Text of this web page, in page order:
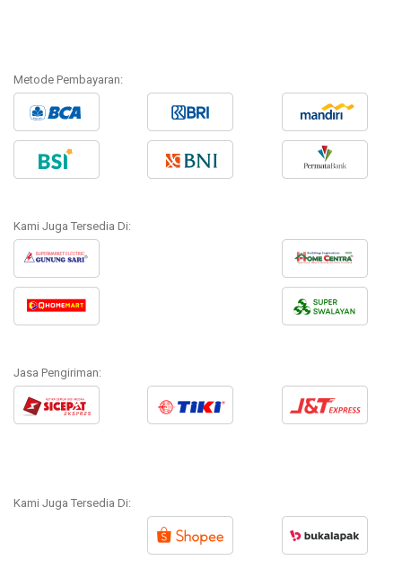
Metode Pembayaran:
Kami Juga Tersedia Di:
Jasa Pengiriman:
Kami Juga Tersedia Di: